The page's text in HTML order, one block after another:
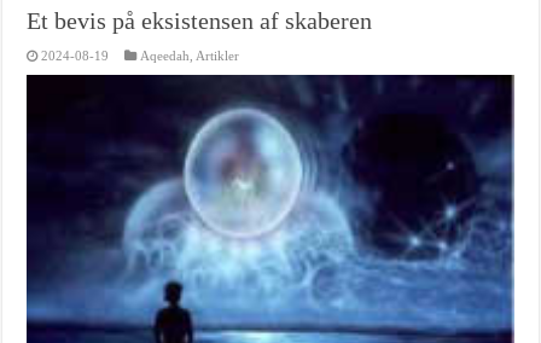
Et bevis på eksistensen af skaberen
2024-08-19 Aqeedah Artikler